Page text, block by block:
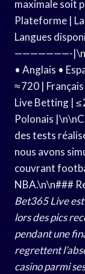
maximale soit
Plateforme |
Langues
———————-|\n|
• Anglais •
≈ 720 |
Live Betting | ≤
Polonais
des tests
nous avons
couvrant
NBA.\n\n###
Bet365 Liveest
lors des pics
pendant une
regrettent
casino parmi